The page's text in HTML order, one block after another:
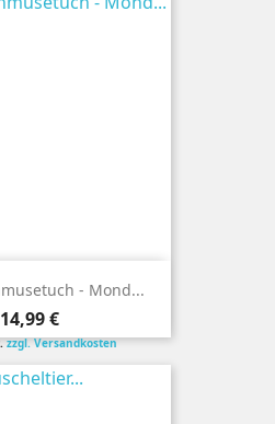
- Mond...
Preis
14,99 €
zzgl. Versandkosten